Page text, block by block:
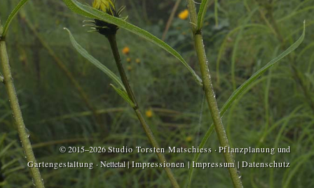
© 2015–2026Studio Torsten Matschiess·Pflanzplanungund
Gartengestaltung· Nettetal|Impressionen|Impressum|Datenschutz